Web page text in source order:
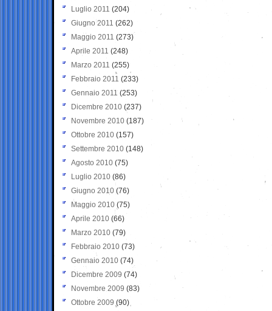
Luglio 2011 (204)
Giugno 2011 (262)
Maggio 2011 (273)
Aprile 2011 (248)
Marzo 2011 (255)
Febbraio 2011 (233)
Gennaio 2011 (253)
Dicembre 2010 (237)
Novembre 2010 (187)
Ottobre 2010 (157)
Settembre 2010 (148)
Agosto 2010 (75)
Luglio 2010 (86)
Giugno 2010 (76)
Maggio 2010 (75)
Aprile 2010 (66)
Marzo 2010 (79)
Febbraio 2010 (73)
Gennaio 2010 (74)
Dicembre 2009 (74)
Novembre 2009 (83)
Ottobre 2009 (90)